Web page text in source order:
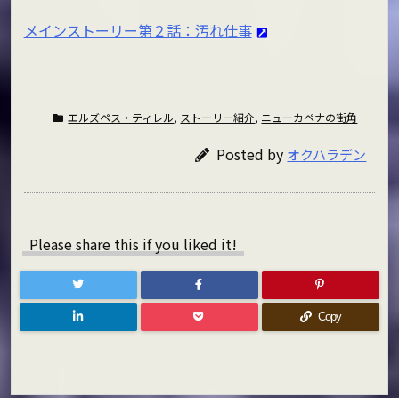
メインストーリー第２話：汚れ仕事
エルズペス・ティレル, ストーリー紹介, ニューカペナの街角
Posted by オクハラデン
Please share this if you liked it!
Copy